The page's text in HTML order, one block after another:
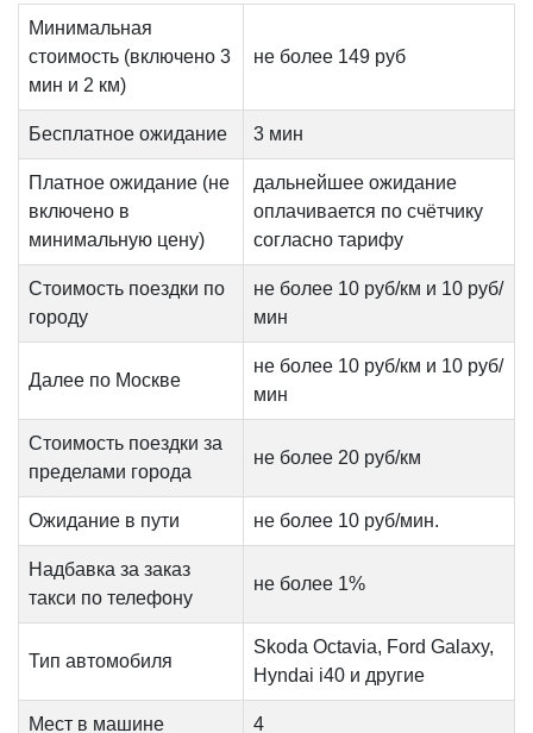
Минимальная
стоимость (включено 3
мин и 2 км)
не более 149 руб
Бесплатное ожидание 3 мин
Платное ожидание (не
включено в
минимальную цену)
дальнейшее ожидание
оплачивается по счётчику
согласно тарифу
Стоимость поездки по
городу
не более 10 руб/км и 10 руб/
мин
Далее по Москве
не более 10 руб/км и 10 руб/
мин
Стоимость поездки за
пределами города
не более 20 руб/км
Ожидание в пути не более 10 руб/мин.
Надбавка за заказ
такси по телефону
не более 1%
Тип автомобиля
Skoda Octavia, Ford Galaxy,
Hyndai i40 и другие
Мест в машине 4